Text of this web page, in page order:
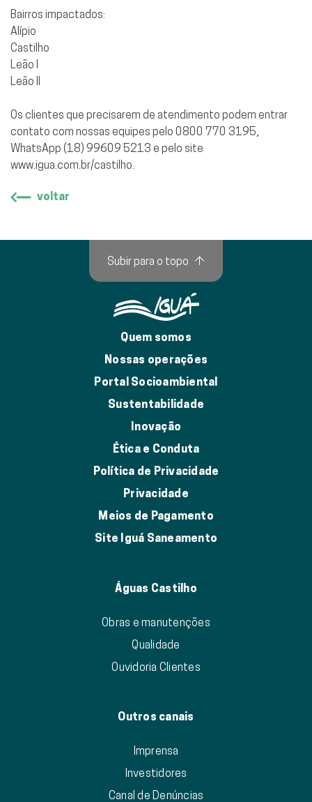
Bairros impactados:
Alípio
Castilho
Leão I
Leão II
Os clientes que precisarem de atendimento podem entrar
contato com nossas equipes pelo 0800 770 3195,
WhatsApp (18) 99609 5213 e pelo site
www.igua.com.br/castilho.
voltar
Quem somos
Nossas operações
Portal Socioambiental
Sustentabilidade
Inovação
Ética e Conduta
Política de Privacidade
Privacidade
Meios de Pagamento
Site Iguá Saneamento
Águas Castilho
Obras e manutenções
Qualidade
Ouvidoria Clientes
Outros canais
Imprensa
Investidores
Canal de Denúncias
Subir para o topo ↑